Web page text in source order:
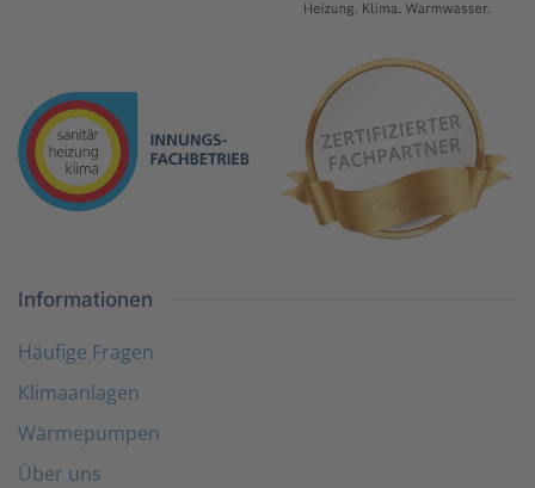
Informationen
Häufige Fragen
Klimaanlagen
Wärmepumpen
Über uns